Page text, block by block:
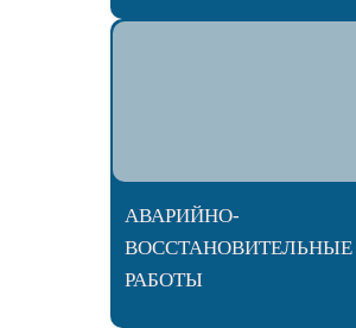
АВАРИЙНО-
ВОССТАНОВИТЕЛЬНЫЕ
РАБОТЫ